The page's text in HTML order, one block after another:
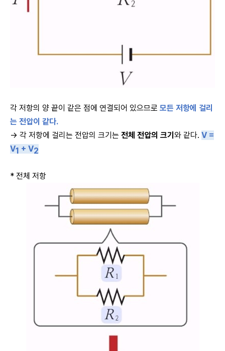
각 저항의 양 끝이 같은 점에 연결되어 있으므로 모든 저항에 걸리
는 전압이 같다.
→ 각 저항에 걸리는 전압의 크기는 전체 전압의 크기 와 같다. V =
V1 + V2
* 전체 저항